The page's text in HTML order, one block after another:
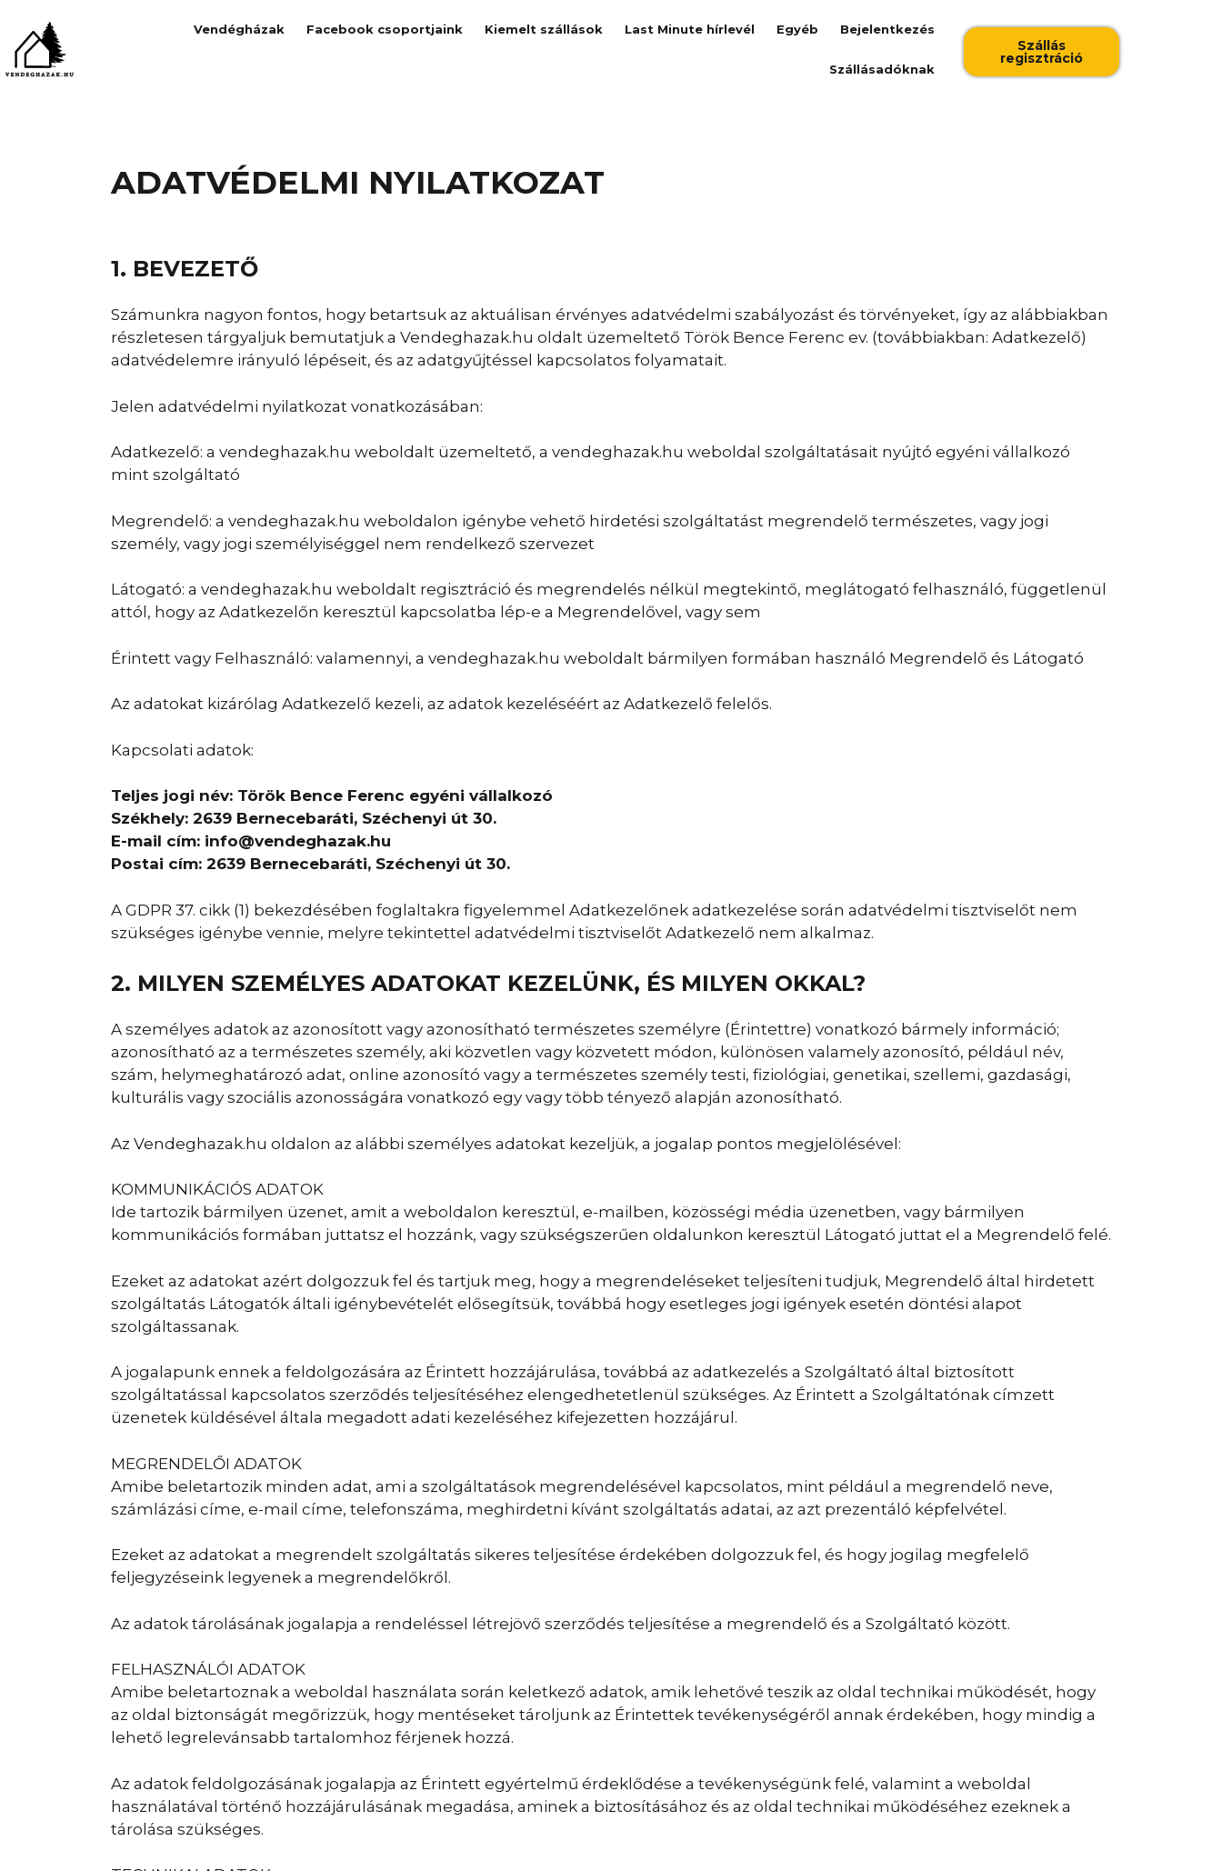
Vendégházak Facebook csoportjaink Kiemelt szállások Last Minute hírlevél Egyéb Bejelentkezés
Szállásadóknak
Szállás
regisztráció
ADATVÉDELMI NYILATKOZAT
1. BEVEZETŐ
Számunkra nagyon fontos, hogy betartsuk az aktuálisan érvényes adatvédelmi szabályozást és törvényeket, így az alábbiakban
részletesen tárgyaljuk bemutatjuk a Vendeghazak.hu oldalt üzemeltető Török Bence Ferenc ev. (továbbiakban: Adatkezelő)
adatvédelemre irányuló lépéseit, és az adatgyűjtéssel kapcsolatos folyamatait.
Jelen adatvédelmi nyilatkozat vonatkozásában:
Adatkezelő: a vendeghazak.hu weboldalt üzemeltető, a vendeghazak.hu weboldal szolgáltatásait nyújtó egyéni vállalkozó
mint szolgáltató
Megrendelő: a vendeghazak.hu weboldalon igénybe vehető hirdetési szolgáltatást megrendelő természetes, vagy jogi
személy, vagy jogi személyiséggel nem rendelkező szervezet
Látogató: a vendeghazak.hu weboldalt regisztráció és megrendelés nélkül megtekintő, meglátogató felhasználó, függetlenül
attól, hogy az Adatkezelőn keresztül kapcsolatba lép-e a Megrendelővel, vagy sem
Érintett vagy Felhasználó: valamennyi, a vendeghazak.hu weboldalt bármilyen formában használó Megrendelő és Látogató
Az adatokat kizárólag Adatkezelő kezeli, az adatok kezeléséért az Adatkezelő felelős.
Kapcsolati adatok:
Teljes jogi név: Török Bence Ferenc egyéni vállalkozó
Székhely: 2639 Bernecebaráti, Széchenyi út 30.
E-mail cím: info@vendeghazak.hu
Postai cím: 2639 Bernecebaráti, Széchenyi út 30.
A GDPR 37. cikk (1) bekezdésében foglaltakra figyelemmel Adatkezelőnek adatkezelése során adatvédelmi tisztviselőt nem
szükséges igénybe vennie, melyre tekintettel adatvédelmi tisztviselőt Adatkezelő nem alkalmaz.
2. MILYEN SZEMÉLYES ADATOKAT KEZELÜNK, ÉS MILYEN OKKAL?
A személyes adatok az azonosított vagy azonosítható természetes személyre (Érintettre) vonatkozó bármely információ;
azonosítható az a természetes személy, aki közvetlen vagy közvetett módon, különösen valamely azonosító, például név,
szám, helymeghatározó adat, online azonosító vagy a természetes személy testi, fiziológiai, genetikai, szellemi, gazdasági,
kulturális vagy szociális azonosságára vonatkozó egy vagy több tényező alapján azonosítható.
Az Vendeghazak.hu oldalon az alábbi személyes adatokat kezeljük, a jogalap pontos megjelölésével:
KOMMUNIKÁCIÓS ADATOK
Ide tartozik bármilyen üzenet, amit a weboldalon keresztül, e-mailben, közösségi média üzenetben, vagy bármilyen
kommunikációs formában juttatsz el hozzánk, vagy szükségszerűen oldalunkon keresztül Látogató juttat el a Megrendelő felé.
Ezeket az adatokat azért dolgozzuk fel és tartjuk meg, hogy a megrendeléseket teljesíteni tudjuk, Megrendelő által hirdetett
szolgáltatás Látogatók általi igénybevételét elősegítsük, továbbá hogy esetleges jogi igények esetén döntési alapot
szolgáltassanak.
A jogalapunk ennek a feldolgozására az Érintett hozzájárulása, továbbá az adatkezelés a Szolgáltató által biztosított
szolgáltatással kapcsolatos szerződés teljesítéséhez elengedhetetlenül szükséges. Az Érintett a Szolgáltatónak címzett
üzenetek küldésével általa megadott adati kezeléséhez kifejezetten hozzájárul.
MEGRENDELŐI ADATOK
Amibe beletartozik minden adat, ami a szolgáltatások megrendelésével kapcsolatos, mint például a megrendelő neve,
számlázási címe, e-mail címe, telefonszáma, meghirdetni kívánt szolgáltatás adatai, az azt prezentáló képfelvétel.
Ezeket az adatokat a megrendelt szolgáltatás sikeres teljesítése érdekében dolgozzuk fel, és hogy jogilag megfelelő
feljegyzéseink legyenek a megrendelőkről.
Az adatok tárolásának jogalapja a rendeléssel létrejövő szerződés teljesítése a megrendelő és a Szolgáltató között.
FELHASZNÁLÓI ADATOK
Amibe beletartoznak a weboldal használata során keletkező adatok, amik lehetővé teszik az oldal technikai működését, hogy
az oldal biztonságát megőrizzük, hogy mentéseket tároljunk az Érintettek tevékenységéről annak érdekében, hogy mindig a
lehető legrelevánsabb tartalomhoz férjenek hozzá.
Az adatok feldolgozásának jogalapja az Érintett egyértelmű érdeklődése a tevékenységünk felé, valamint a weboldal
használatával történő hozzájárulásának megadása, aminek a biztosításához és az oldal technikai működéséhez ezeknek a
tárolása szükséges.